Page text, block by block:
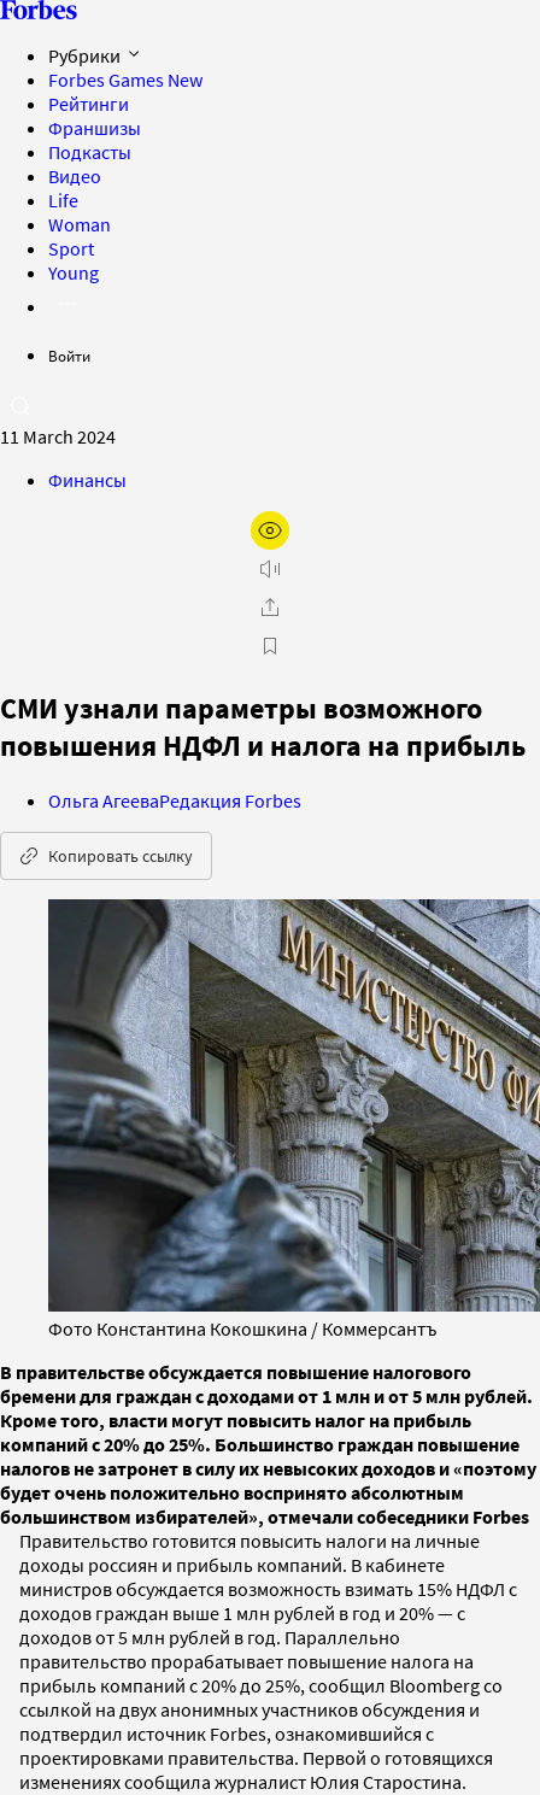
Рубрики
Forbes Games New
Рейтинги
Франшизы
Подкасты
Видео
Life
Woman
Sport
Young
Войти
11 March 2024
Финансы
СМИ узнали параметры возможного
повышения НДФЛ и налога на прибыль
Ольга АгееваРедакция Forbes
Копировать ссылку
Фото Константина Кокошкина / Коммерсантъ
В правительстве обсуждается повышение налогового
бремени для граждан с доходами от 1 млн и от 5 млн рублей.
Кроме того, власти могут повысить налог на прибыль
компаний с 20% до 25%. Большинство граждан повышение
налогов не затронет в силу их невысоких доходов и «поэтому
будет очень положительно воспринято абсолютным
большинством избирателей», отмечали собеседники Forbes
Правительство готовится повысить налоги на личные
доходы россиян и прибыль компаний. В кабинете
министров обсуждается возможность взимать 15% НДФЛ с
доходов граждан выше 1 млн рублей в год и 20% — с
доходов от 5 млн рублей в год. Параллельно
правительство прорабатывает повышение налога на
прибыль компаний с 20% до 25%, сообщил Bloomberg со
ссылкой на двух анонимных участников обсуждения и
подтвердил источник Forbes, ознакомившийся с
проектировками правительства. Первой о готовящихся
изменениях сообщила журналист Юлия Старостина.